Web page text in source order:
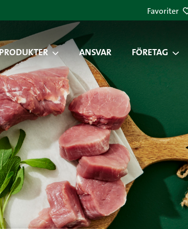
Favoriter
PRODUKTER ANSVAR FÖRETAG